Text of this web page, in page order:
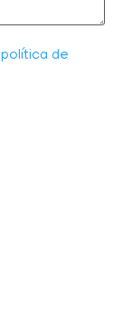
política de